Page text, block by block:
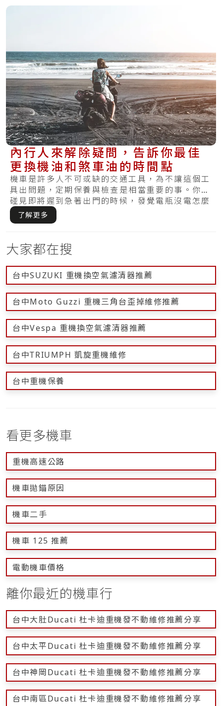
內行人來解除疑問，告訴你最佳
更換機油和煞車油的時間點
機車是許多人不可或缺的交通工具，為不讓這個工
具出問題，定期保養與檢查是相當重要的事。你有
碰見即將遲到急著出門的時候，發覺電瓶沒電怎麼
樣皆.....
了解更多
大家都在搜
台中SUZUKI 重機換空氣濾清器推薦
台中Moto Guzzi 重機三角台歪掉維修推薦
台中Vespa 重機換空氣濾清器推薦
台中TRIUMPH 凱旋重機維修
台中重機保養
看更多機車
重機高速公路
機車拋錨原因
機車二手
機車 125 推薦
電動機車價格
離你最近的機車行
台中大肚Ducati 杜卡迪重機發不動維修推薦分享
台中太平Ducati 杜卡迪重機發不動維修推薦分享
台中神岡Ducati 杜卡迪重機發不動維修推薦分享
台中南區Ducati 杜卡迪重機發不動維修推薦分享